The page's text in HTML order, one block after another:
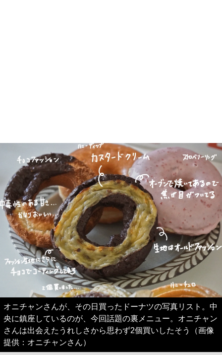
オニチャンさんが、その日買ったドーナツの写真リスト。中
央に鎮座しているのが、今回話題の裏メニュー。オニチャン
さんは出会えたうれしさから思わず2個買いしたそう（画像
提供：オニチャンさん）